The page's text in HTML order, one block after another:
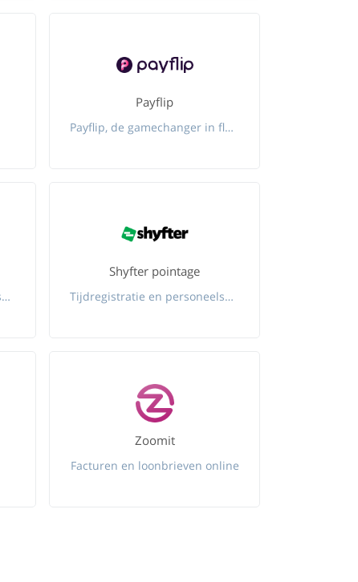
Payflip
Payflip, de gamechanger in flexibel verlonen.
Tijdregistratie en personeelsplanning voor schoonmaakbedrijven
Shyfter pointage
Tijdregistratie en personeelsplanning
Zoomit
Facturen en loonbrieven online